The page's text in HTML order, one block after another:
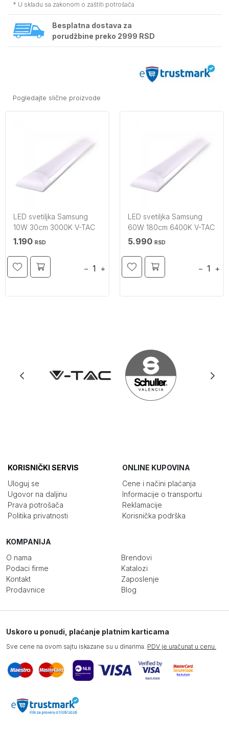
* U skladu sa zakonom o zaštiti potrošača
Besplatna dostava za
porudžbine preko 2999 RSD
Pogledajte slične proizvode
LED svetiljka Samsung
10W 30cm 3000K V-TAC
1.190 RSD
− +
LED svetiljka Samsung
60W 180cm 6400K V-TAC
5.990 RSD
− +
KORISNIČKI SERVIS
Uloguj se
Ugovor na daljinu
Prava potrošača
Politika privatnosti
ONLINE KUPOVINA
Cene i načini plaćanja
Informacije o transportu
Reklamacije
Korisnička podrška
KOMPANIJA
O nama
Podaci firme
Kontakt
Prodavnice
Brendovi
Katalozi
Zaposlenje
Blog
Uskoro u ponudi, plaćanje platnim karticama
Sve cene na ovom sajtu iskazane su u dinarima. PDV je uračunat u cenu.